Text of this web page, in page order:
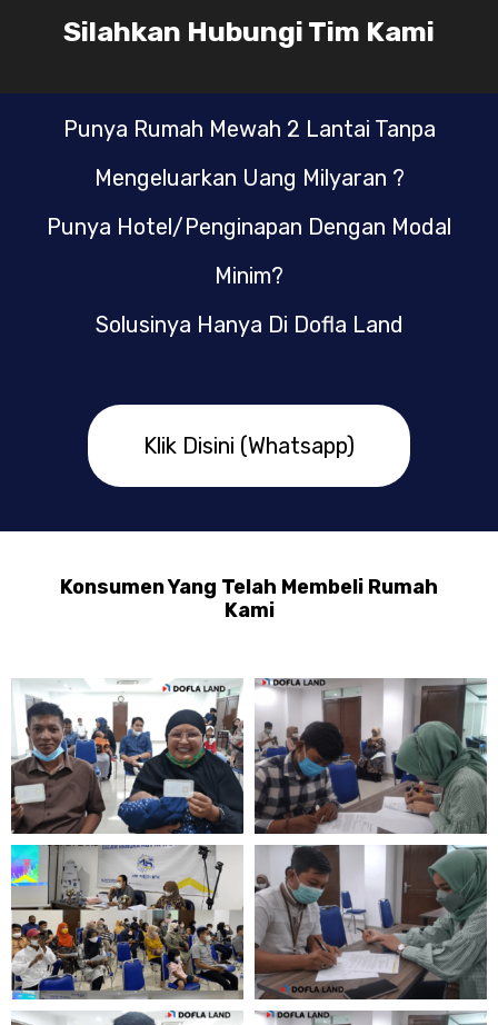
Silahkan Hubungi Tim Kami
Punya Rumah Mewah 2 Lantai Tanpa
Mengeluarkan Uang Milyaran ?
Punya Hotel/Penginapan Dengan Modal
Minim?
Solusinya Hanya Di Dofla Land
Klik Disini (Whatsapp)
Konsumen Yang Telah Membeli Rumah
Kami